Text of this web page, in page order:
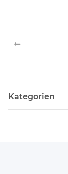
Kategorien